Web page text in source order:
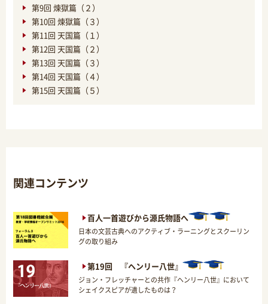
第9回 煉獄篇（２）
第10回 煉獄篇（３）
第11回 天国篇（１）
第12回 天国篇（２）
第13回 天国篇（３）
第14回 天国篇（４）
第15回 天国篇（５）
関連コンテンツ
百人一首遊びから源氏物語へ
日本の文芸古典へのアクティブ・ラーニングとスクーリン
グの取り組み
第19回 『ヘンリー八世』
ジョン・フレッチャーとの共作『ヘンリー八世』において
シェイクスピアが遺したものは？